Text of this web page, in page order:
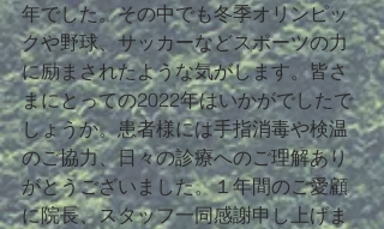
年でした。その中でも冬季オリンピッ
クや野球、サッカーなどスポーツの力
に励まされたような気がします。皆さ
まにとっての2022年はいかがでしたで
しょうか。患者様には手指消毒や検温
のご協力、日々の診療へのご理解あり
がとうございました。１年間のご愛顧
に院長、スタッフ一同感謝申し上げま